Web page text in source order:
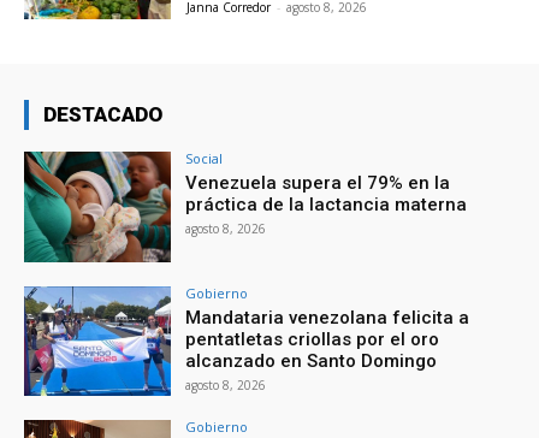
Janna Corredor - agosto 8, 2026
DESTACADO
Social
Venezuela supera el 79% en la
práctica de la lactancia materna
agosto 8, 2026
Gobierno
Mandataria venezolana felicita a
pentatletas criollas por el oro
alcanzado en Santo Domingo
agosto 8, 2026
Gobierno